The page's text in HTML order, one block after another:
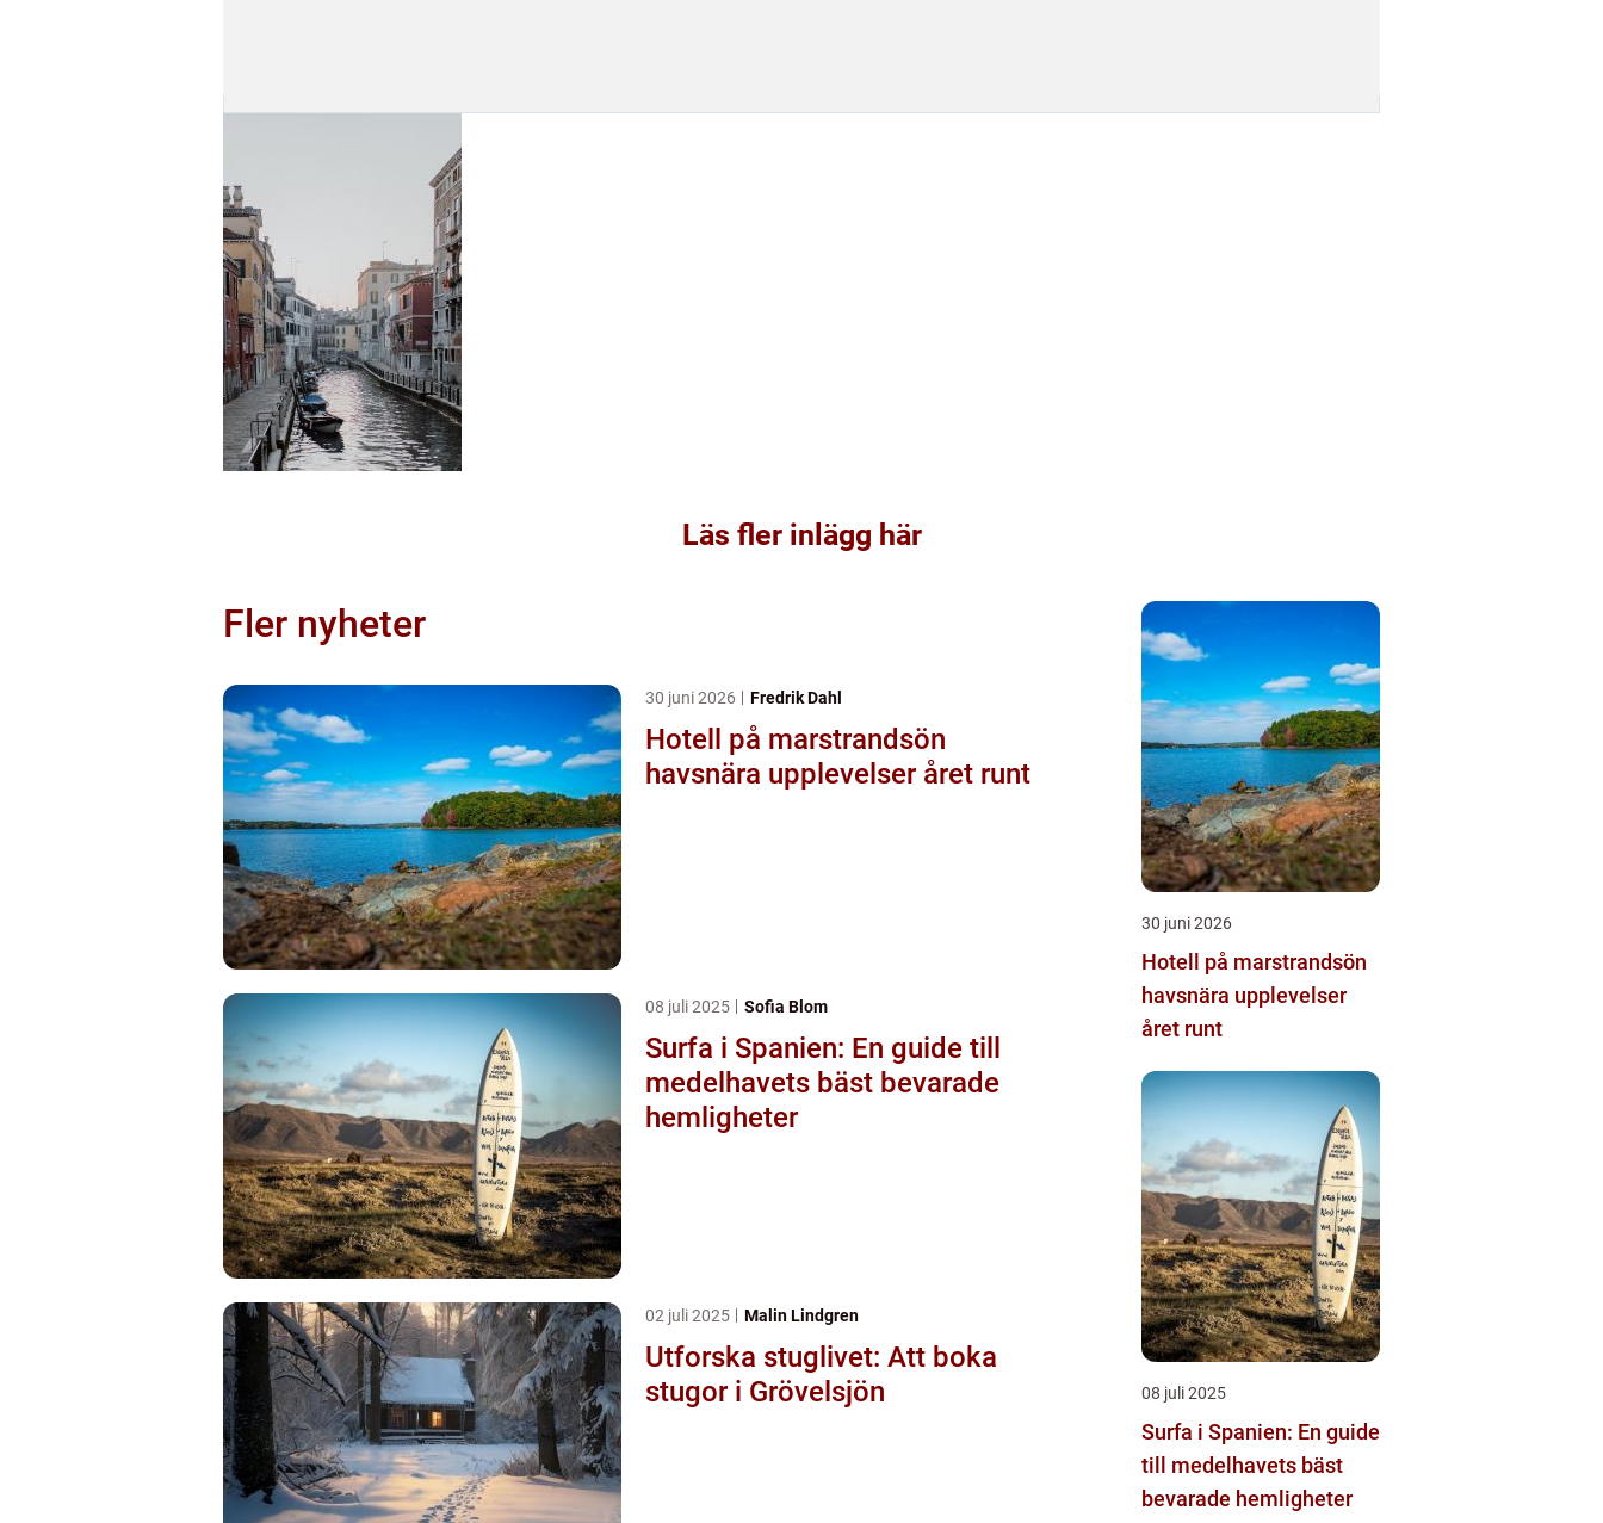
Läs fler inlägg här
Fler nyheter
30 juni 2026 Fredrik Dahl
Hotell på marstrandsön
havsnära upplevelser året runt
08 juli 2025 Sofia Blom
Surfa i Spanien: En guide till
medelhavets bäst bevarade
hemligheter
02 juli 2025 Malin Lindgren
Utforska stuglivet: Att boka
stugor i Grövelsjön
30 juni 2026
Hotell på marstrandsön
havsnära upplevelser
året runt
08 juli 2025
Surfa i Spanien: En guide
till medelhavets bäst
bevarade hemligheter